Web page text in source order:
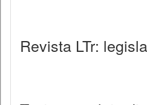
Revista LTr: